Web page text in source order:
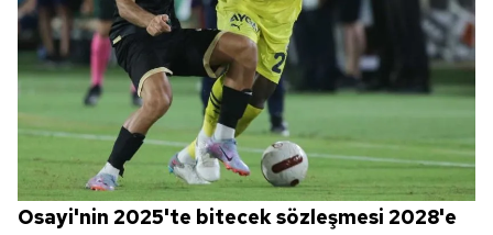
Osayi'nin 2025'te bitecek sözleşmesi 2028'e